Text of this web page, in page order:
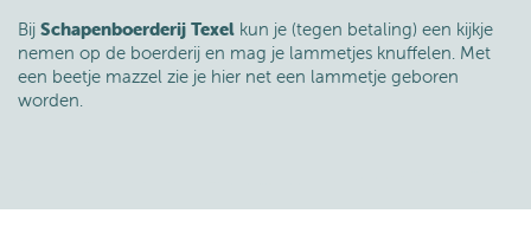
Bij Schapenboerderij Texel kun je (tegen betaling) een kijkje
nemen op de boerderij en mag je lammetjes knuffelen. Met
een beetje mazzel zie je hier net een lammetje geboren
worden.